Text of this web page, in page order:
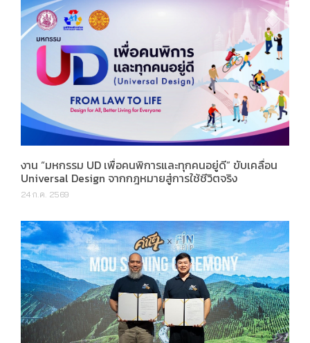
งาน “มหกรรม UD เพื่อคนพิการและทุกคนอยู่ดี” ขับเคลื่อน
Universal Design จากกฎหมายสู่การใช้ชีวิตจริง
24 ก.ค. 2569